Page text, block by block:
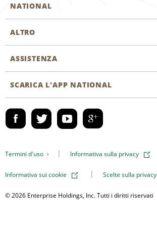
NATIONAL
Inizia una prenotazione
Programmi business
Emerald Club Accedi
ALTRO
Offerte di lavoro
ASSISTENZA
Accessibilità
Contatti
SCARICA L'APP NATIONAL
Termini d'uso Informativa sulla privacy
Informativa sui cookie Scelte sulla privacy
© 2026 Enterprise Holdings, Inc. Tutti i diritti riservati